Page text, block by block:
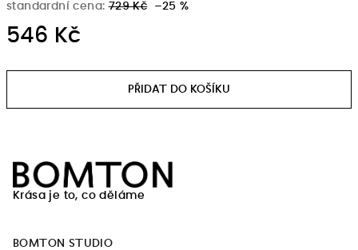
standardní cena: 729 Kč –25 %
546 Kč
Krása je to, co děláme
BOMTON STUDIO